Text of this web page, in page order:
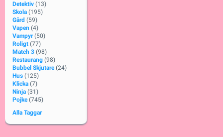
Detektiv (13)
Skola (195)
Gård (59)
Vapen (4)
Vampyr (50)
Roligt (77)
Match 3 (98)
Restaurang (98)
Bubbel Skjutare (24)
Hus (125)
Klicka (7)
Ninja (31)
Pojke (745)
Alla Taggar